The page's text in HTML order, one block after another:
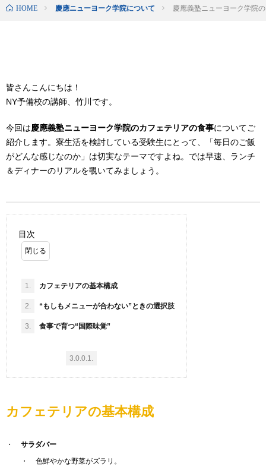
HOME 慶應ニューヨーク学院について 慶應義塾ニューヨーク学院
皆さんこんにちは！
NY予備校の講師、竹川です。
今回は慶應義塾ニューヨーク学院のカフェテリアの食事についてご
紹介します。寮生活を検討している受験生にとって、「毎日のご飯
がどんな感じなのか」は切実なテーマですよね。では早速、ランチ
＆ディナーのリアルを覗いてみましょう。
目次
1. カフェテリアの基本構成
2. “もしもメニューが合わない”ときの選択肢
3. 食事で育つ“国際味覚”
3.0.0.1.
カフェテリアの基本構成
サラダバー
色鮮やかな野菜がズラリ。